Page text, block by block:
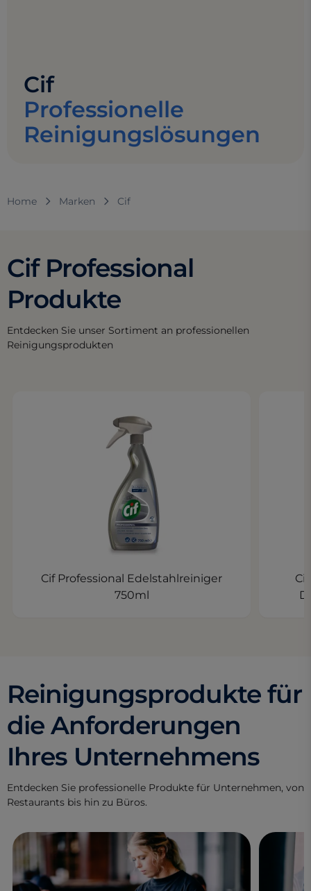
Cif
Professionelle
Reinigungslösungen
Home Marken Cif
Cif Professional
Produkte
Entdecken Sie unser Sortiment an professionellen
Reinigungsprodukten
Cif Professional Edelstahlreiniger
750ml
Reinigungsprodukte für
die Anforderungen
Ihres Unternehmens
Entdecken Sie professionelle Produkte für Unternehmen, von
Restaurants bis hin zu Büros.